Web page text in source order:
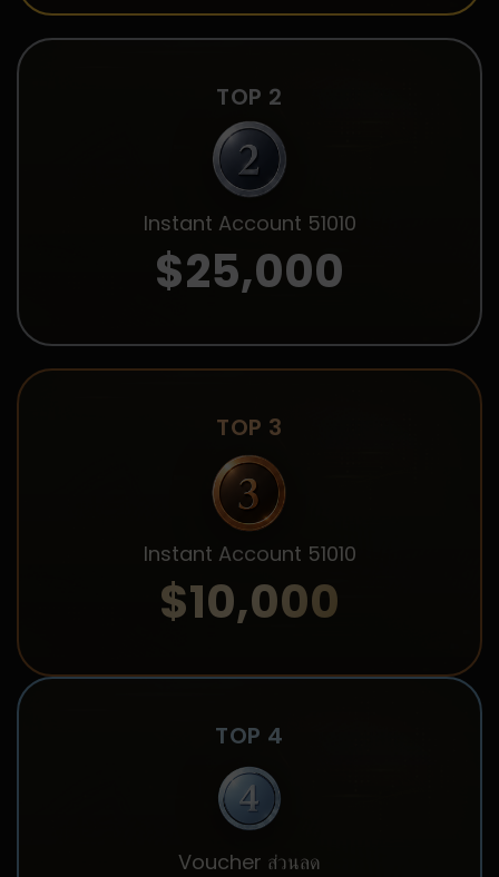
TOP 2
Instant Account 51010
$25,000
TOP 3
Instant Account 51010
$10,000
TOP 4
Voucher ส่วนลด